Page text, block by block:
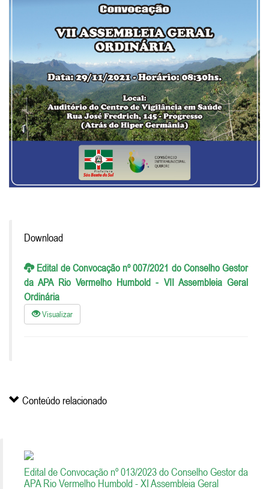
Download
Edital de Convocação nº 007/2021 do Conselho Gestor
da APA Rio Vermelho Humbold - VII Assembleia Geral
Ordinária
Visualizar
Conteúdo relacionado
Edital de Convocação nº 013/2023 do Conselho Gestor da
APA Rio Vermelho Humbold - XI Assembleia Geral